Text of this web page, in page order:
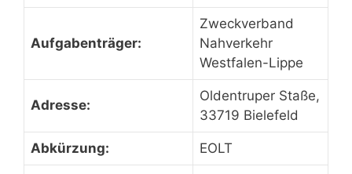
Aufgabenträger:
Zweckverband
Nahverkehr
Westfalen-Lippe
Adresse:
Oldentruper Staße,
33719 Bielefeld
Abkürzung: EOLT